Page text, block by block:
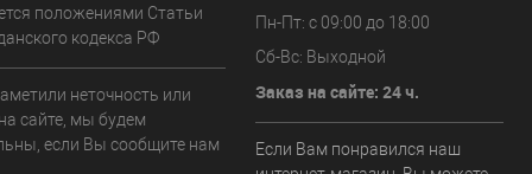
положениями Статьи
кодекса РФ
неточность или
сайте, мы будем
если Вы сообщите нам
Пн-Пт: с 09:00 до 18:00
Сб-Вс: Выходной
Заказ на сайте: 24 ч.
Если Вам понравился наш